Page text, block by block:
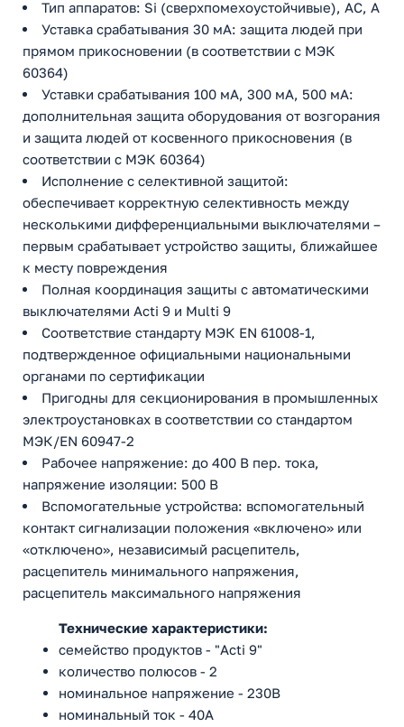
Тип аппаратов: Si (сверхпомехоустойчивые), AC, A
Уставка срабатывания 30 мА: защита людей при
прямом прикосновении (в соответствии с МЭК
60364)
Уставки срабатывания 100 мA, 300 мA, 500 мА:
дополнительная защита оборудования от возгорания
и защита людей от косвенного прикосновения (в
соответствии с МЭК 60364)
Исполнение с селективной защитой:
обеспечивает корректную селективность между
несколькими дифференциальными выключателями –
первым срабатывает устройство защиты, ближайшее
к месту повреждения
Полная координация защиты с автоматическими
выключателями Acti 9 и Multi 9
Соответствие стандарту МЭК EN 61008-1,
подтвержденное официальными национальными
органами по сертификации
Пригодны для секционирования в промышленных
электроустановках в соответствии со стандартом
МЭК/EN 60947-2
Рабочее напряжение: до 400 В пер. тока,
напряжение изоляции: 500 В
Вспомогательные устройства: вспомогательный
контакт сигнализации положения «включено» или
«отключено», независимый расцепитель,
расцепитель минимального напряжения,
расцепитель максимального напряжения
Технические характеристики:
семейство продуктов - "Acti 9"
количество полюсов - 2
номинальное напряжение - 230В
номинальный ток - 40A